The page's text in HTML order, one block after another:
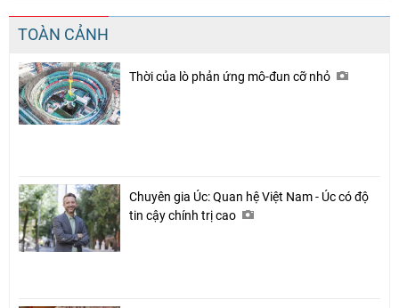
TOÀN CẢNH
Thời của lò phản ứng mô-đun cỡ nhỏ
Chuyên gia Úc: Quan hệ Việt Nam - Úc có độ
tin cậy chính trị cao